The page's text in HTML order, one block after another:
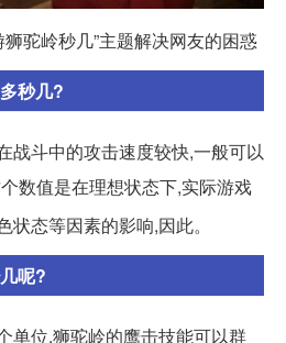
狮驼岭秒几”主题解决网友的困惑
秒几?
战斗中的攻击速度较快,一般可以
数值是在理想状态下,实际游戏
状态等因素的影响,因此。
呢?
单位.狮驼岭的鹰击技能可以群